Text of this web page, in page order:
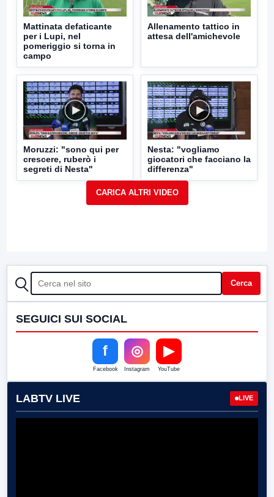
Mattinata defaticante
per i Lupi, nel
pomeriggio si torna in
campo
Allenamento tattico in
attesa dell'amichevole
Moruzzi: "sono qui per
crescere, ruberò i
segreti di Nesta"
Nesta: "vogliamo
giocatori che facciano la
differenza"
CERCA Cerca
SEGUICI SUI SOCIAL
f
Facebook
◎
Instagram
▶
YouTube
LABTV LIVE LIVE